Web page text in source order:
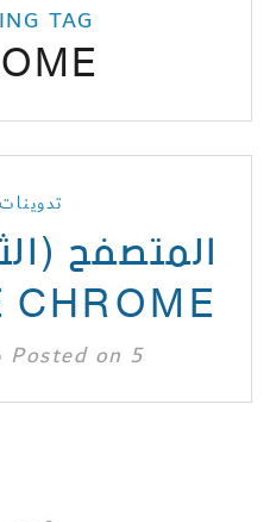
TAG
المتصفح
Posted on 5 سبتمبر، 2008